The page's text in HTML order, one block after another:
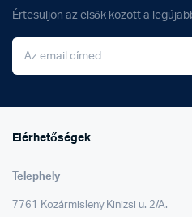
Értesüljön az elsők között a
Elérhetőségek
Telephely
7761 Kozármisleny Kinizsi u. 2/A.